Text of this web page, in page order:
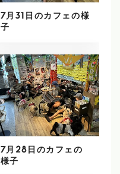
7月31日のカフェの様
子
7月28日のカフェの
様子